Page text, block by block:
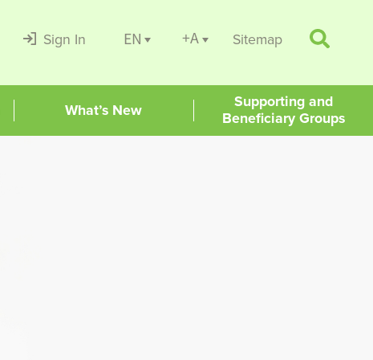
Sign In EN +A Sitemap
What’s New
Supporting and
Beneficiary Groups